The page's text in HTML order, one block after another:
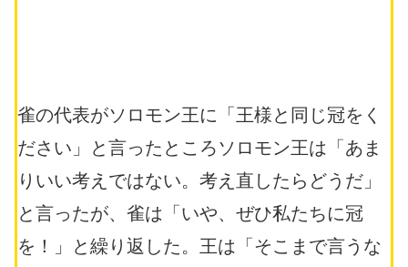
雀の代表がソロモン王に「王様と同じ冠をく
ださい」と言ったところソロモン王は「あま
りいい考えではない。考え直したらどうだ」
と言ったが、雀は「いや、ぜひ私たちに冠
を！」と繰り返した。王は「そこまで言うな